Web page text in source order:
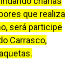
que realiza
será participe
Carrasco,